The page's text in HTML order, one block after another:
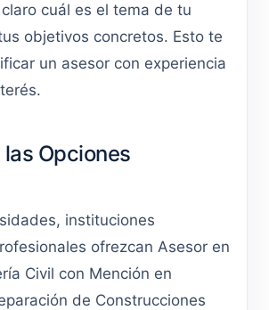
cuál es el tema de tu
objetivos concretos. Esto te
un asesor con experiencia
Opciones
instituciones
ofrezcan Asesor en
Civil con Mención en
de Construcciones